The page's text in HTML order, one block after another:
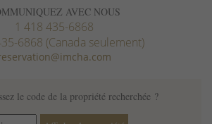
supplémentaires
AVEC NOUS
1 418 435-6868
6868 (Canada seulement)
le code de la propriété recherchée ?